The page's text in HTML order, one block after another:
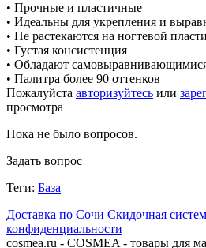
• Прочные и пластичные
• Идеальны для укрепления и
• Не растекаются на ногтевой
• Густая консистенция
• Обладают
• Палитра более 90 оттенков
Пожалуйста авторизуйтесь или
просмотра
Пока не было вопросов.
Задать вопрос
Теги: База
Доставка по Сочи Скидочная
конфиденциальности
cosmea.ru - COSMEA - товары для